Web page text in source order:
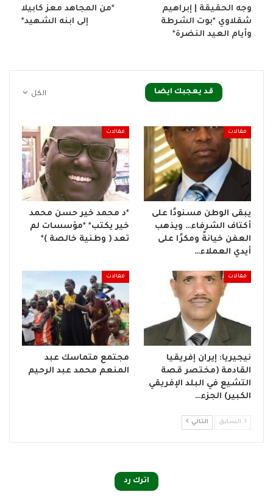
وجه الحقيقة | إبراهيم
شقلاوي *بوت الشرطة
وأيام العيد النضرة*
*من المجاهد معز كابيلا
إلى ابنه الشهيد*
الكل قد يعجبك ايضا
مقالات
يبقى الوطن مسنودًا على
أكتاف الشرفاء… ويذهب
العفن خيانةً ومكرًا على
أيدي العملاء…
مقالات
*د محمد خير حسن محمد
خير يكتب* *مؤسسات لم
تعد ( وطنية خالصة )*
مقالات
نيجيريا: إيران إفريقيا
القادمة (مختصر قصة
التشيع في البلد الإفريقي
الكبير) الجزء…
مقالات
مجتمع متماسك عبد
المنعم محمد عبد الرحيم
السابق التالي
اترك رد